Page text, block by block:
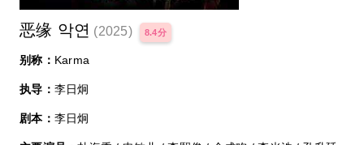
恶缘 악연 (2025) 8.4分
别称： Karma
执导： 李日炯
剧本： 李日炯